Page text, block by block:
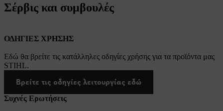
Σέρβις και συμβουλές
ΟΔΗΓΙΕΣ ΧΡΗΣΗΣ
Εδώ θα βρείτε τις κατάλληλες οδηγίες χρήσης για τα προϊόντα μας
STIHL.
Βρείτε τις οδηγίες λειτουργίας εδώ
Συχνές Ερωτήσεις